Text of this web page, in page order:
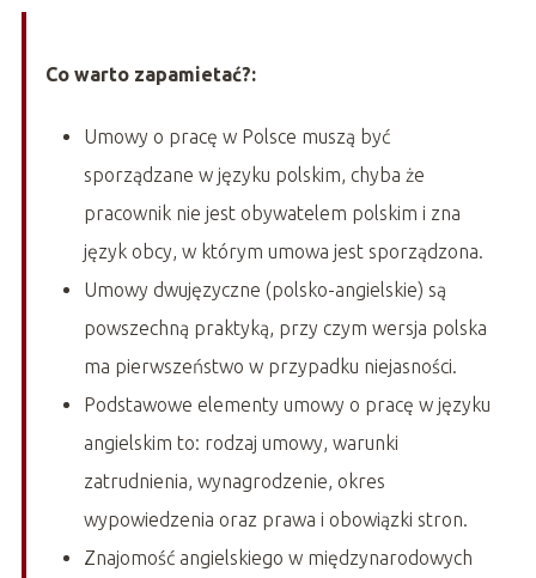
Co warto zapamietać?:
Umowy o pracę w Polsce muszą być
sporządzane w języku polskim, chyba że
pracownik nie jest obywatelem polskim i zna
język obcy, w którym umowa jest sporządzona.
Umowy dwujęzyczne (polsko-angielskie) są
powszechną praktyką, przy czym wersja polska
ma pierwszeństwo w przypadku niejasności.
Podstawowe elementy umowy o pracę w języku
angielskim to: rodzaj umowy, warunki
zatrudnienia, wynagrodzenie, okres
wypowiedzenia oraz prawa i obowiązki stron.
Znajomość angielskiego w międzynarodowych